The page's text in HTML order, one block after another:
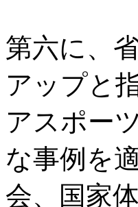
第六に、
アップと
アスポー
な事例を
会、国家